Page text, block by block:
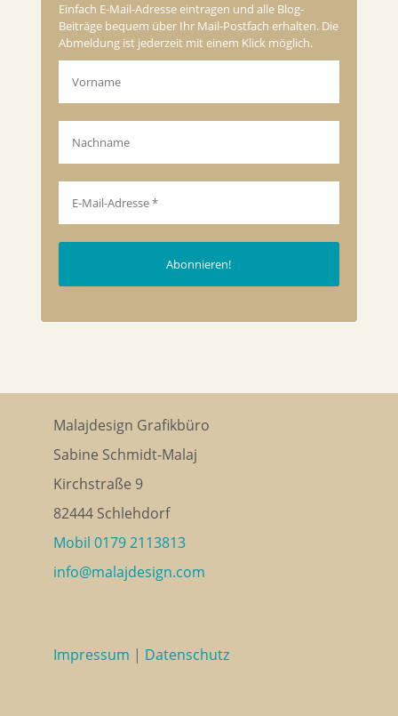
Einfach E-Mail-Adresse eintragen und alle Blog-
Beiträge bequem über Ihr Mail-Postfach erhalten. Die
Abmeldung ist jederzeit mit einem Klick möglich.
Malajdesign Grafikbüro
Sabine Schmidt-Malaj
Kirchstraße 9
82444 Schlehdorf
Mobil 0179 2113813
info@malajdesign.com
Impressum | Datenschutz